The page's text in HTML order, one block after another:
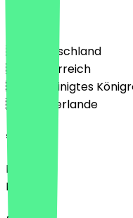
🇩🇪 Deutschland
🇦🇹 Österreich
🇬🇧 Vereinigtes
🇳🇱 Niederlande
Sprache
Deutsch
English